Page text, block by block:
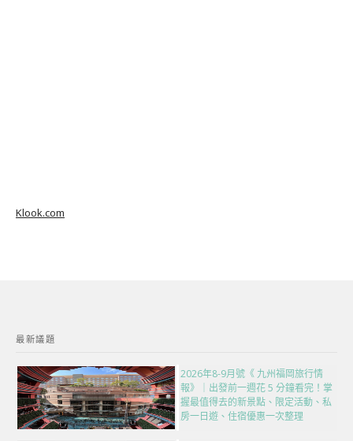
Klook.com
最新議題
2026年8-9月號《 九州福岡旅行情
報》｜出發前一週花 5 分鐘看完！掌
握最值得去的新景點、限定活動、私
房一日遊、住宿優惠一次整理